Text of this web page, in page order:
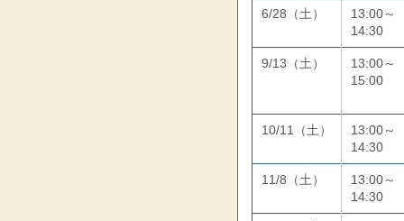
6/28（土）
13:00～
14:30
9/13（土）
13:00～
15:00
10/11（土）
13:00～
14:30
11/8（土）
13:00～
14:30